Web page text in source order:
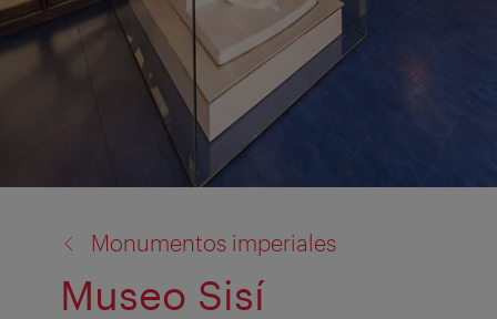
Monumentos imperiales
Museo Sisí